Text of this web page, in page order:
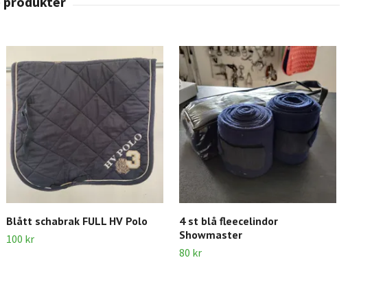
Blått schabrak FULL HV Polo
100 kr
4 st blå fleecelindor
Showmaster
80 kr